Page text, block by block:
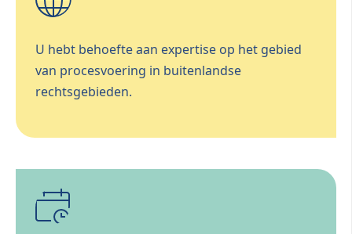
U hebt behoefte aan expertise op het gebied
van procesvoering in buitenlandse
rechtsgebieden.